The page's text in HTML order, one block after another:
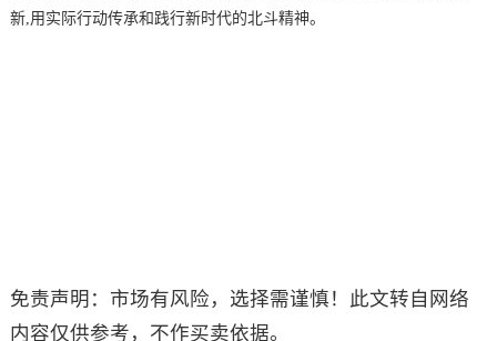
新,用实际行动传承和践行新时代的北斗精神。
免责声明：市场有风险，选择需谨慎！此文转自网络
内容仅供参考，不作买卖依据。